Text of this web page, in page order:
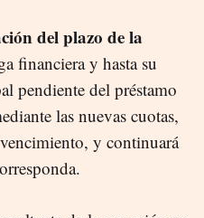
del plazo de la
financiera y hasta su
pendiente del préstamo
las nuevas cuotas,
y continuará